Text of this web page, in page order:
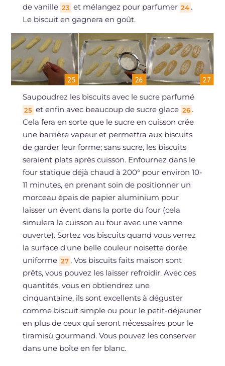
de vanille 23 et mélangez pour parfumer 24 .
Le biscuit en gagnera en goût.
Saupoudrez les biscuits avec le sucre parfumé
25 et enfin avec beaucoup de sucre glace 26 .
Cela fera en sorte que le sucre en cuisson crée
une barrière vapeur et permettra aux biscuits
de garder leur forme; sans sucre, les biscuits
seraient plats après cuisson. Enfournez dans le
four statique déjà chaud à 200° pour environ 10-
11 minutes, en prenant soin de positionner un
morceau épais de papier aluminium pour
laisser un évent dans la porte du four (cela
simulera la cuisson au four avec une vanne
ouverte). Sortez vos biscuits quand vous verrez
la surface d'une belle couleur noisette dorée
uniforme 27 . Vos biscuits faits maison sont
prêts, vous pouvez les laisser refroidir. Avec ces
quantités, vous en obtiendrez une
cinquantaine, ils sont excellents à déguster
comme biscuit simple ou pour le petit-déjeuner
en plus de ceux qui seront nécessaires pour le
tiramisù gourmand. Vous pouvez les conserver
dans une boîte en fer blanc.